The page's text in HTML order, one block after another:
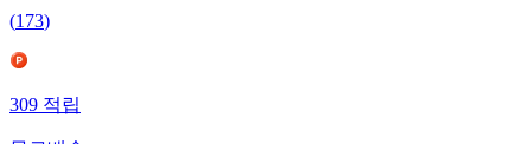
(173)
309적립